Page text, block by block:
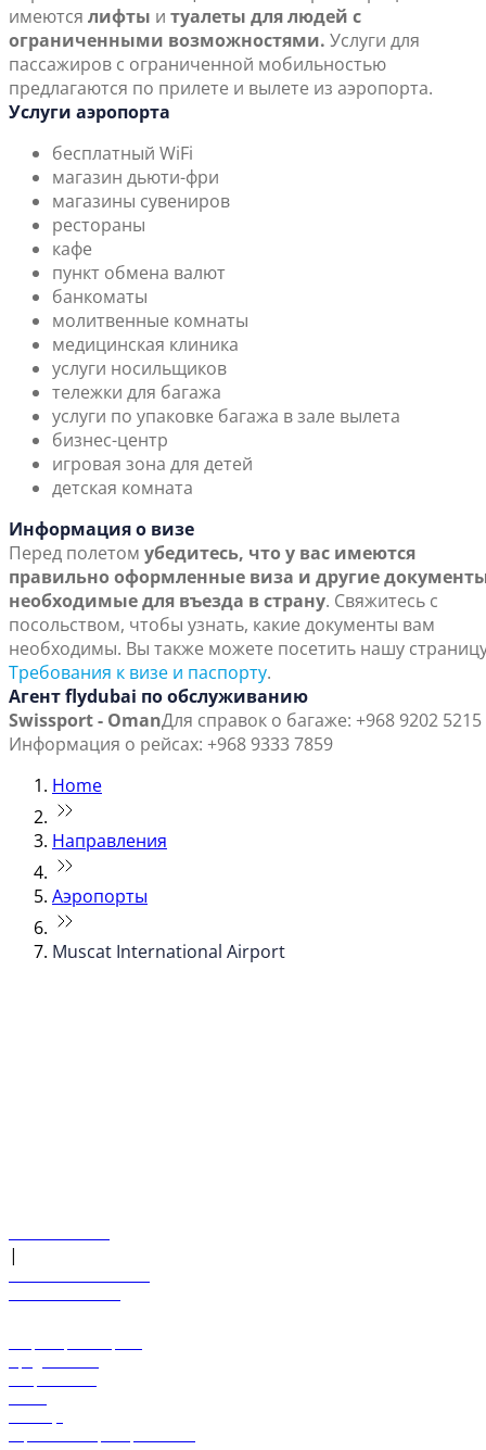
имеются лифты и туалеты для людей с
ограниченными возможностями. Услуги для
пассажиров с ограниченной мобильностью
предлагаются по прилете и вылете из аэропорта.
Услуги аэропорта
бесплатный WiFi
магазин дьюти-фри
магазины сувениров
рестораны
кафе
пункт обмена валют
банкоматы
молитвенные комнаты
медицинская клиника
услуги носильщиков
тележки для багажа
услуги по упаковке багажа в зале вылета
бизнес-центр
игровая зона для детей
детская комната
Информация о визе
Перед полетом убедитесь, что у вас имеются
правильно оформленные виза и другие
необходимые для въезда в страну. Свяжитесь с
посольством, чтобы узнать, какие документы вам
необходимы. Вы также можете посетить нашу
Требования к визе и паспорту.
Агент flydubai по обслуживанию
Swissport - OmanДля справок о багаже: +968 9202 5215
Информация о рейсах: +968 9333 7859
Home
Направления
Аэропорты
Muscat International Airport
|